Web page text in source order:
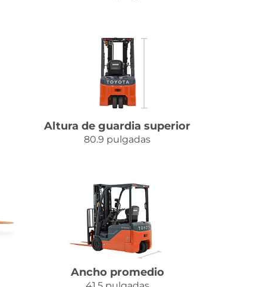
Altura de guardia superior
80.9 pulgadas
Ancho promedio